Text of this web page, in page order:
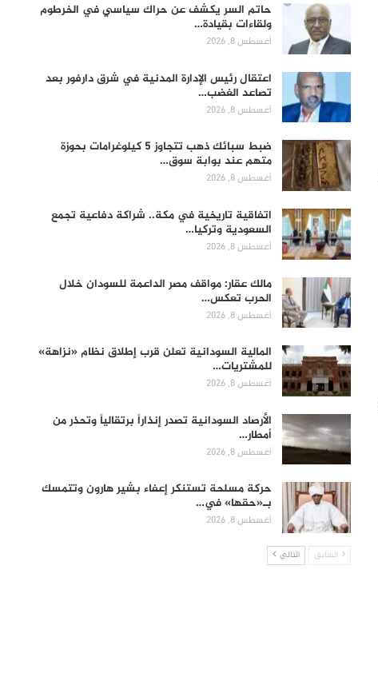
حاتم السر يكشف عن حراك سياسي في الخرطوم
ولقاءات بقيادة…
أغسطس 8, 2026
اعتقال رئيس الإدارة المدنية في شرق دارفور بعد
تصاعد الغضب…
أغسطس 8, 2026
ضبط سبائك ذهب تتجاوز 5 كيلوغرامات بحوزة
متهم عند بوابة سوق…
أغسطس 8, 2026
اتفاقية تاريخية في مكة.. شراكة دفاعية تجمع
السعودية وتركيا…
أغسطس 8, 2026
مالك عقار: مواقف مصر الداعمة للسودان خلال
الحرب تعكس…
أغسطس 8, 2026
المالية السودانية تعلن قرب إطلاق نظام «نزاهة»
للمشتريات…
أغسطس 8, 2026
الأرصاد السودانية تصدر إنذاراً برتقالياً وتحذر من
أمطار…
أغسطس 8, 2026
حركة مسلحة تستنكر إعفاء بشير هارون وتتمسك
بـ«حقها» في…
أغسطس 8, 2026
السابق التالي